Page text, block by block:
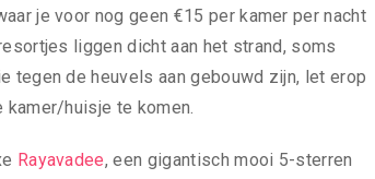
je voor nog geen €15 per kamer per nacht
liggen dicht aan het strand, soms
tegen de heuvels aan gebouwd zijn, let erop
huisje te komen.
Rayavadee, een gigantisch mooi 5-sterren